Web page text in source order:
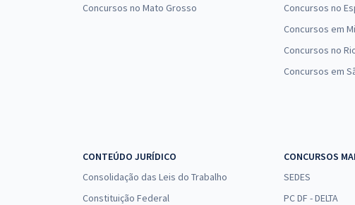
Concursos no Mato Grosso
Concursos no
Concursos em
Concursos no
Concursos em
CONTEÚDO JURÍDICO
Consolidação das Leis do Trabalho
Constituição Federal
CONCURSOS
SEDES
PC DF - DELTA